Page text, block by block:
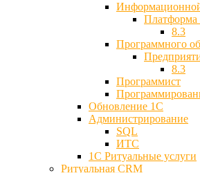
Платформа
8.3
Программного
8.3
Программист
Обновление 1С
Администрирование
SQL
ИТС
1С Ритуальные услуги
Ритуальная CRM